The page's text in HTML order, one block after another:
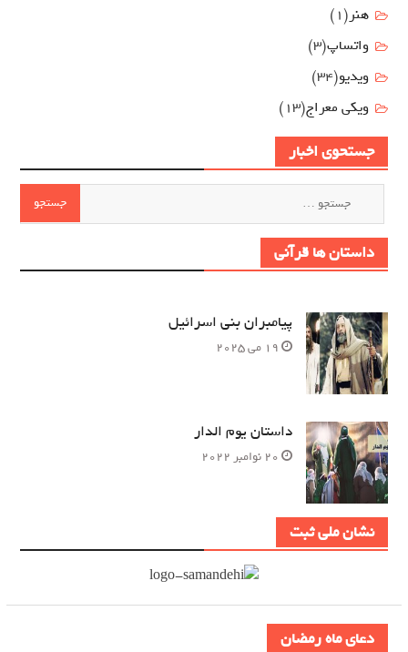
دعای ماه رمضان
هنر (1)
واتساپ(3)
ویدیو(34)
ویکی معراج(13)
جستحوی اخبار
داستان ها قرآنی
پیامبران بنی اسرائیل
19 می 2025
داستان یوم الدار
20 نوامبر 2022
نشان ملی ثبت